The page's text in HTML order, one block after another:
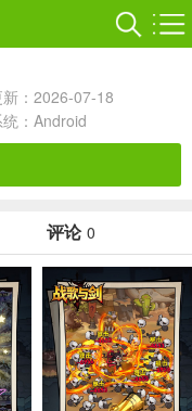
新：2026-07-18
统：Android
评论 0